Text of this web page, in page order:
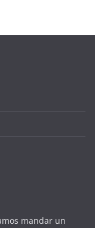
mandar un